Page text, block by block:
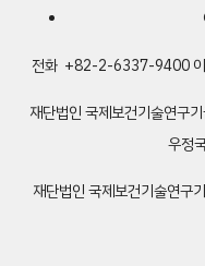
전화 +82-2-6337-9400
재단법인 국제보건기술연구
우정
재단법인 국제보건기술연구